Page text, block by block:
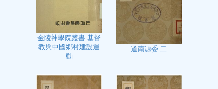
金陵神學院叢書 基督
教與中國鄉村建設運
動
道南源委 二